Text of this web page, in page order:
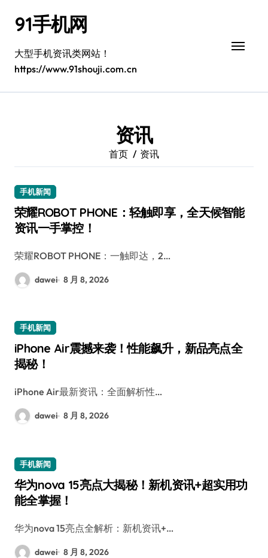
91手机网
大型手机资讯类网站！
https://www.91shouji.com.cn
资讯
首页 资讯
手机新闻
荣耀ROBOT PHONE：轻触即享，全天候智能
资讯一手掌控！
荣耀ROBOT PHONE：一触即达，2…
dawei 8 月 8, 2026
手机新闻
iPhone Air震撼来袭！性能飙升，新品亮点全
揭秘！
iPhone Air最新资讯：全面解析性…
dawei 8 月 8, 2026
手机新闻
华为nova 15亮点大揭秘！新机资讯+超实用功
能全掌握！
华为nova 15亮点全解析：新机资讯+…
dawei 8 月 8, 2026